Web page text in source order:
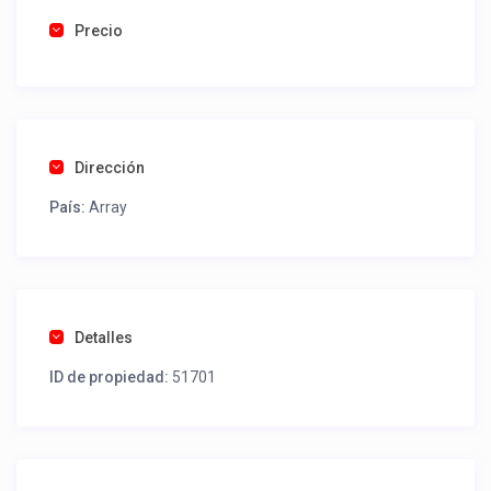
Una foto de cuenta de luz o agua o gas que acredite
como un profesional sin COMISIONES ni ESTAFAS.
Tel contacto propiedad:
Precio
Dirección
País: Array
Detalles
ID de propiedad: 51701